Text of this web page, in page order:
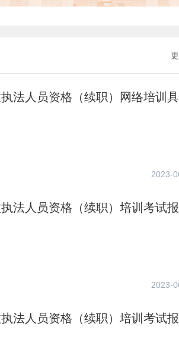
法人员资格（续职）网络培训
2023-
法人员资格（续职）培训考试
2023-
法人员资格（续职）培训考试